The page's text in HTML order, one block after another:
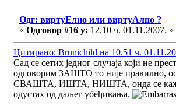
Одг: виртуЕлно или виртуАлно ?
« Одговор #16 у: 12.10 ч. 01.11.2007. »
Цитирано: Brunichild на 10.51 ч.
Сад се сетих једног случаја који не
одговорим ЗАШТО то није правилно,
СВАШТА, ИШТА, НИШТА, онда се каже
одустах од даљег убеђивања.